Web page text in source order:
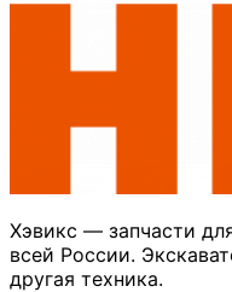
Хэвикс — запчасти
всей России.
другая техника.